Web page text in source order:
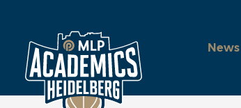
News